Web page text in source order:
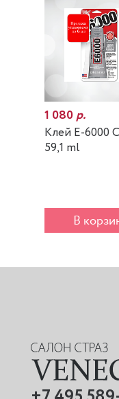
1 080р.
Клей E-6000
59,1 ml
В